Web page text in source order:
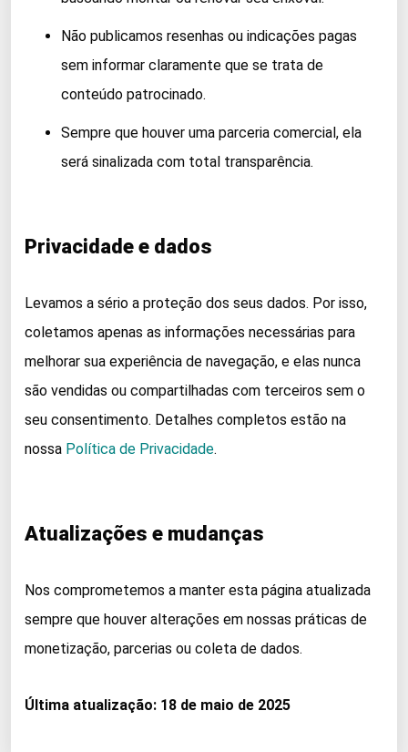
Não publicamos resenhas ou indicações pagas
sem informar claramente que se trata de
conteúdo patrocinado.
Sempre que houver uma parceria comercial, ela
será sinalizada com total transparência.
Privacidade e dados
Levamos a sério a proteção dos seus dados. Por isso,
coletamos apenas as informações necessárias para
melhorar sua experiência de navegação, e elas nunca
são vendidas ou compartilhadas com terceiros sem o
seu consentimento. Detalhes completos estão na
nossa Política de Privacidade.
Atualizações e mudanças
Nos comprometemos a manter esta página atualizada
sempre que houver alterações em nossas práticas de
monetização, parcerias ou coleta de dados.
Última atualização: 18 de maio de 2025